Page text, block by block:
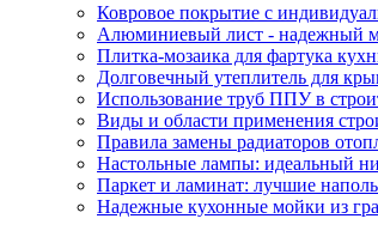
Ковровое покрытие с
Алюминиевый лист - надежный
Плитка-мозаика для фартука
Долговечный утеплитель для
Использование труб ППУ в
Виды и области применения
Правила замены радиаторов
Настольные лампы: идеальный
Паркет и ламинат: лучшие
Надежные кухонные мойки из